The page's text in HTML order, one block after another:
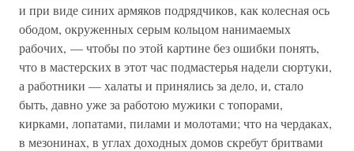
и при виде синих армяков подрядчиков, как колесная ось
ободом, окруженных серым кольцом нанимаемых
рабочих, — чтобы по этой картине без ошибки понять,
что в мастерских в этот час подмастерья надели сюртуки,
а работники — халаты и принялись за дело, и, стало
быть, давно уже за работою мужики с топорами,
кирками, лопатами, пилами и молотами; что на чердаках,
в мезонинах, в углах доходных домов скребут бритвами